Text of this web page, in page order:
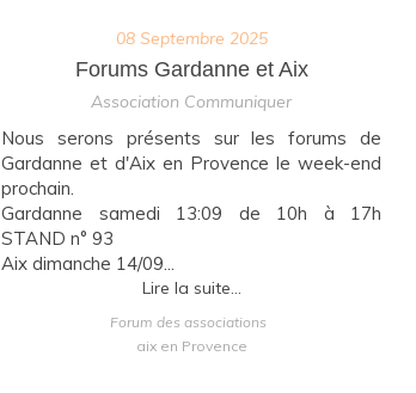
08 Septembre 2025
Forums Gardanne et Aix
Association Communiquer
Nous serons présents sur les forums de
Gardanne et d'Aix en Provence le week-end
prochain.
Gardanne samedi 13:09 de 10h à 17h
STAND n° 93
Aix dimanche 14/09...
Lire la suite...
Forum des associations
aix en Provence